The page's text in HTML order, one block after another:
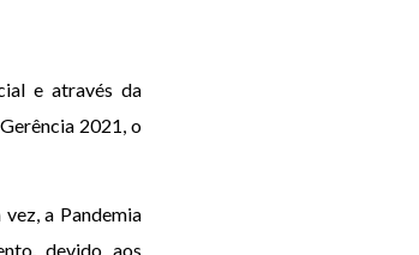
e através da
2021, o
a Pandemia
devido aos